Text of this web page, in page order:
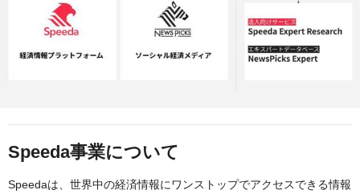
Speeda事業について
Speedaは、世界中の経済情報にワンストップでアクセスできる情報